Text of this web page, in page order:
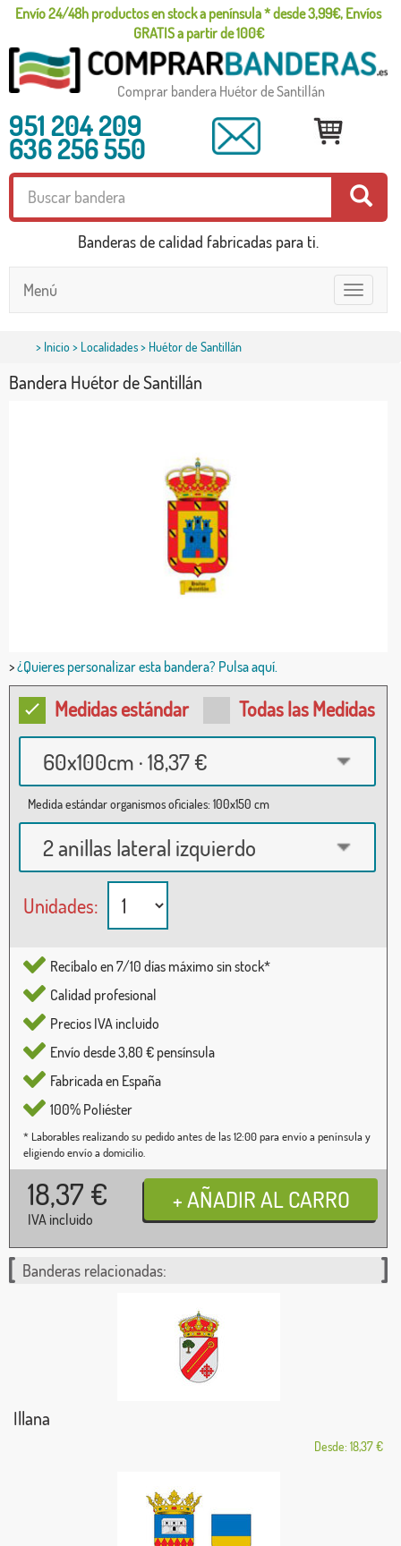
Envío 24/48h productos en stock a península * desde 3,99€, Envíos
GRATIS a partir de 100€
Comprar bandera Huétor de Santillán
951 204 209
636 256 550
Banderas de calidad fabricadas para ti.
Toggle
navigation
Menú
> Inicio> Localidades> Huétor de Santillán
Bandera Huétor de Santillán
>¿Quieres personalizar esta bandera? Pulsa aquí.
Medidas estándar Todas las Medidas
60x100cm · 18,37 €
Medida estándar organismos oficiales: 100x150 cm
2 anillas lateral izquierdo
Unidades:
Recíbalo en 7/10 días máximo sin stock*
Calidad profesional
Precios IVA incluido
Envío desde 3,80 € pensínsula
Fabricada en España
100% Poliéster
* Laborables realizando su pedido antes de las 12:00 para envío a península y
eligiendo envío a domicilio.
18,37 €
IVA incluido
Banderas relacionadas:
Illana
Desde: 18,37 €